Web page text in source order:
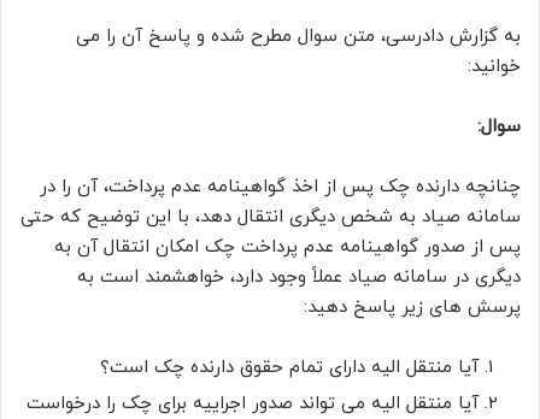
به گزارش دادرسی، متن سوال مطرح شده و پاسخ آن را می
خوانید:
سوال:
چنانچه دارنده چک پس از اخذ گواهینامه عدم پرداخت، آن را در
سامانه صیاد به شخص دیگری انتقال دهد، با این توضیح که حتی
پس از صدور گواهینامه عدم پرداخت چک امکان انتقال آن به
دیگری در سامانه صیاد عملاً وجود دارد، خواهشمند است به
پرسش های زیر پاسخ دهید:
آیا منتقل الیه دارای تمام حقوق دارنده چک است؟
آیا منتقل الیه می تواند صدور اجراییه برای چک را درخواست